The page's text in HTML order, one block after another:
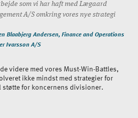
som vi har haft med Lægaard
A/S omkring vores nye strategi
Blaabjerg Andersen, Finance and Operations
Ivarsson A/S
videre med vores Must-Win-Battles,
ikke mindst med strategier for
for koncernens divisioner.